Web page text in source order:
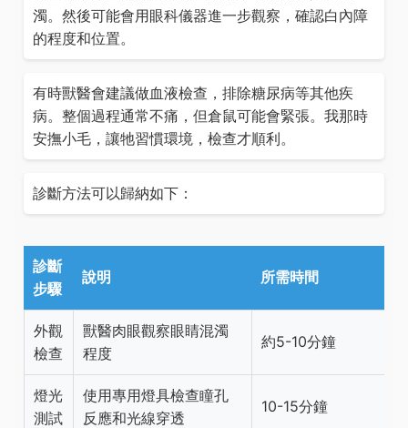
濁。然後可能會用眼科儀器進一步觀察，確認白內障
的程度和位置。
有時獸醫會建議做血液檢查，排除糖尿病等其他疾
病。整個過程通常不痛，但倉鼠可能會緊張。我那時
安撫小毛，讓牠習慣環境，檢查才順利。
診斷方法可以歸納如下：
診斷
步驟
說明 所需時間
外觀
檢查
獸醫肉眼觀察眼睛混濁
程度
約5-10分鐘
燈光
測試
使用專用燈具檢查瞳孔
反應和光線穿透
10-15分鐘